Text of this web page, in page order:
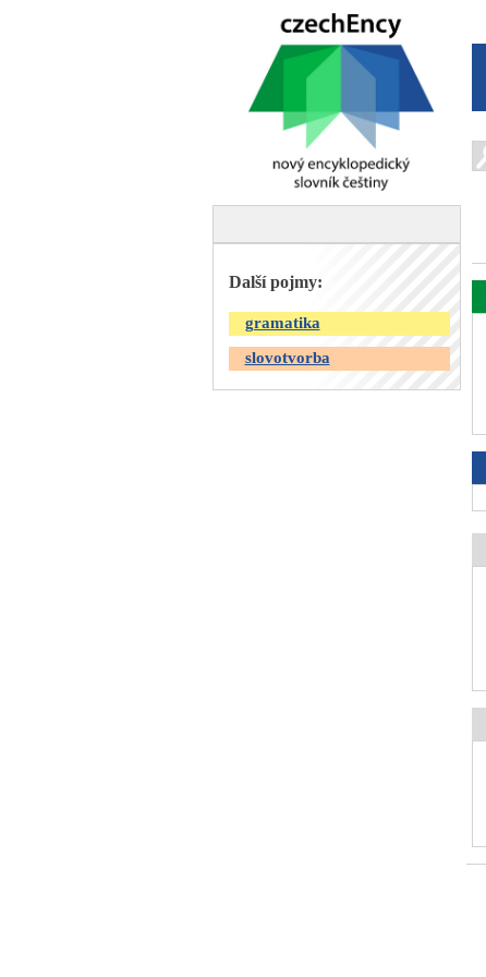
Další pojmy:
gramatika
slovotvorba